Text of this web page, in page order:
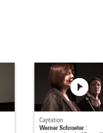
Captation
Werner Schroeter :